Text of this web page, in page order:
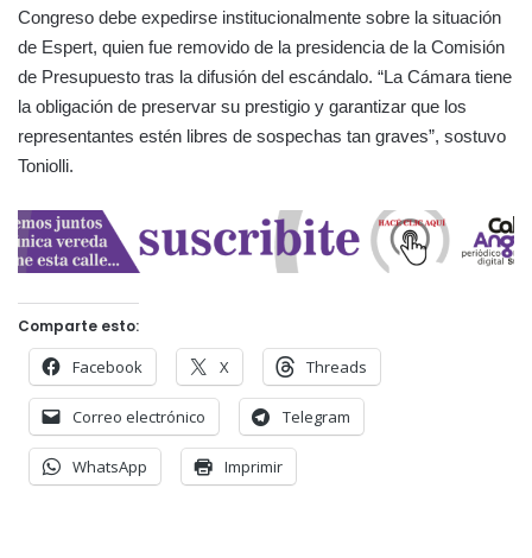
Congreso debe expedirse institucionalmente sobre la situación
de Espert, quien fue removido de la presidencia de la Comisión
de Presupuesto tras la difusión del escándalo. “La Cámara tiene
la obligación de preservar su prestigio y garantizar que los
representantes estén libres de sospechas tan graves”, sostuvo
Toniolli.
Comparte esto:
Facebook X Threads
Correo electrónico Telegram
WhatsApp Imprimir